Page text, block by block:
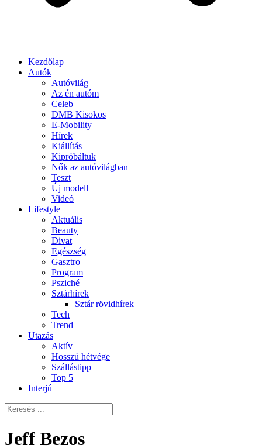
Kezdőlap
Autók
Autóvilág
Az én autóm
Celeb
DMB Kisokos
E-Mobility
Hírek
Kiállítás
Kipróbáltuk
Nők az autóvilágban
Teszt
Új modell
Videó
Lifestyle
Aktuális
Beauty
Divat
Egészség
Gasztro
Program
Psziché
Sztárhírek
Sztár rövidhírek
Tech
Trend
Utazás
Aktív
Hosszú hétvége
Szállástipp
Top 5
Interjú
Jeff Bezos